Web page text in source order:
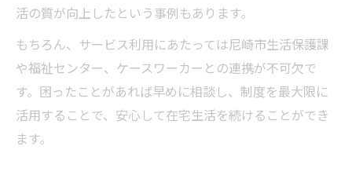
活の質が向上したという事例もあります。
もちろん、サービス利用にあたっては尼崎市生活保護課
や福祉センター、ケースワーカーとの連携が不可欠で
す。困ったことがあれば早めに相談し、制度を最大限に
活用することで、安心して在宅生活を続けることができ
ます。